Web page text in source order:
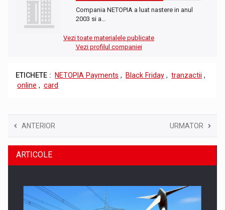
Compania NETOPIA a luat nastere in anul
2003 si a…
Vezi toate materialele publicate
Vezi profilul companiei
ETICHETE : NETOPIA Payments , Black Friday , tranzactii ,
online , card
ANTERIOR URMATOR
ARTICOLE